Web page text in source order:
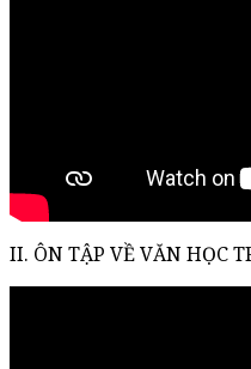
II. ÔN TẬP VỀ VĂN HỌC